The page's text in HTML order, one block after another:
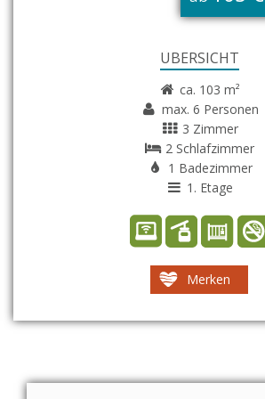
ÜBERSICHT
ca. 103 m²
max. 6 Personen
3 Zimmer
2 Schlafzimmer
1 Badezimmer
1. Etage
Merken